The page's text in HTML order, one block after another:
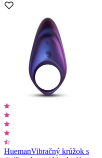
HuemanVibračný krúžok s